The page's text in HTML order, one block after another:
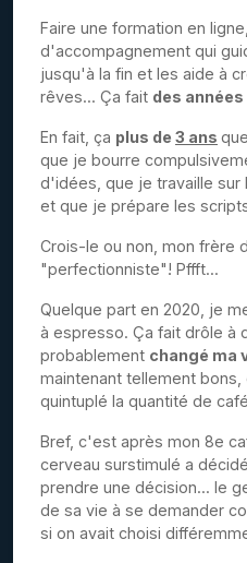
Faire une formation en
d'accompagnement qui
jusqu'à la fin et les aide à
rêves... Ça fait des années
En fait, ça plus de 3 ans
que je bourre
d'idées, que je travaille sur
et que je prépare les
Crois-le ou non, mon frère
"perfectionniste"! Pffft...
Quelque part en 2020, je
à espresso. Ça fait drôle à
probablement changé ma
maintenant tellement
quintuplé la quantité de
Bref, c'est après mon 8e
cerveau surstimulé a
prendre une décision... le
de sa vie à se demander
si on avait choisi